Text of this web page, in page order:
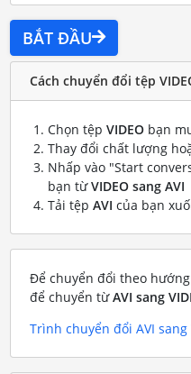
BẮT ĐẦU
Cách chuyển đổi tệp
Chọn tệp VIDEObạn
Thay đổi chất lượng
Nhấp vào "Start
bạn từVIDEO sang AVI
Tải tệp AVI của bạn
Để chuyển đổi theo
để chuyển từAVI sang
Trình chuyển đổi AVI sang